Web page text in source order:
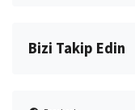
Bizi Takip Edin